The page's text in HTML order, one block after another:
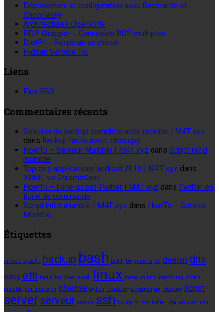
Déploiement et configuration avec Boxstarter et
Chocolatey
Architectures OpenVPN
RDP Wrapper – Connexion RDP multiples
DietPi – Raspbian en mieux
Hidden Service Tor
Liens
Flux RSS
Commentaires récents
Solution de backup complète avec rotation | M4T xyz
dans Backup facile avec robocopy
HowTo – Serveur Mumble | M4T xyz dans Script init.d
mumble
Top des applications android 2016 | M4T xyz dans
XBMC vs ChromeCast
HowTo – Faire un bot Twitter | M4T xyz dans Twitter en
ligne de commande
Script init.d mumble | M4T xyz dans HowTo – Serveur
Mumble
Étiquettes
android apache backup bash batch btc caméra cm debian dns
easy eth facile fan free install linux memo mining monitoring motion
mumble murmur ovpn pfsense python raspberry raspbian rig robocopy script
server serveur service ssh tls top torrent twitter vpn webcam wifi